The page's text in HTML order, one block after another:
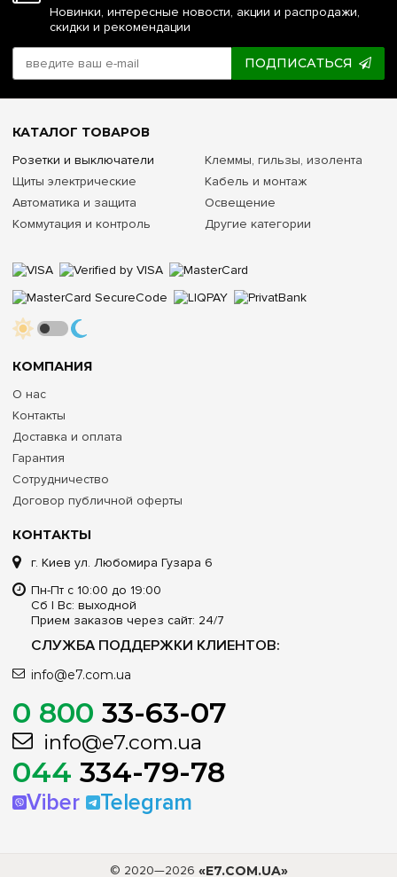
Новинки, интересные новости, акции и распродажи,
скидки и рекомендации
ПОДПИСАТЬСЯ
КОНТАКТЫ
г. Киев ул. Любомира Гузара 6
Пн-Пт с 10:00 до 19:00
Сб | Вс: выходной
Прием заказов через сайт: 24/7
СЛУЖБА ПОДДЕРЖКИ КЛИЕНТОВ:
info@e7.com.ua
0 800 33-63-07
info@e7.com.ua
044 334-79-78
Viber Telegram
КОМПАНИЯ
О нас
Контакты
Доставка и оплата
Гарантия
Сотрудничество
Договор публичной оферты
КАТАЛОГ ТОВАРОВ
Розетки и выключатели
Щиты электрические
Автоматика и защита
Коммутация и контроль
Клеммы, гильзы, изолента
Кабель и монтаж
Освещение
Другие категории
© 2020—2026 «E7.COM.UA»